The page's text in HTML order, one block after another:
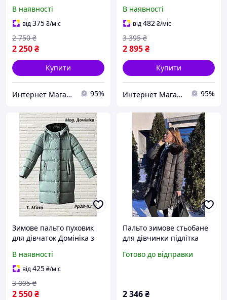
Heat" розміри 122-146
В наявності
від375₴/міс
2 250₴
2 750 ₴
Купити
Интернет Магазин Олеся 95%
В наявності
від482₴/міс
2 895₴
3 395 ₴
Купити
Интернет Магазин Олеся 95%
Зимове пальто пуховик
для дівчаток Домініка з
Heat" розмір 128-134
В наявності
від425₴/міс
2 550₴
3 095 ₴
Пальто зимове стьобане
для дівчинки підлітка
Готово до відправки
2 346₴